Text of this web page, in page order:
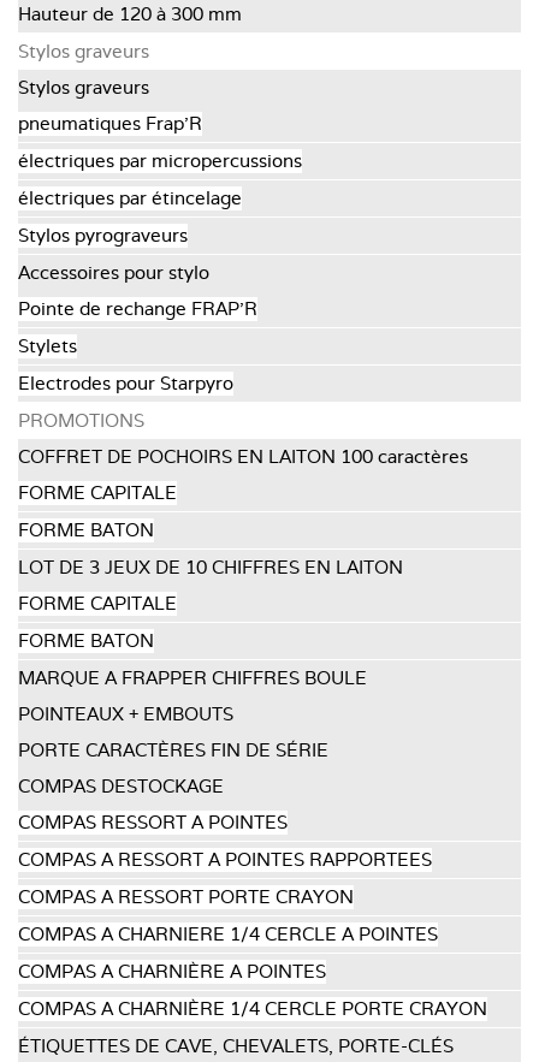
Hauteur de 120 à 300 mm
Stylos graveurs
Stylos graveurs
pneumatiques Frap'R
électriques par micropercussions
électriques par étincelage
Stylos pyrograveurs
Accessoires pour stylo
Pointe de rechange FRAP’R
Stylets
Electrodes pour Starpyro
PROMOTIONS
COFFRET DE POCHOIRS EN LAITON 100 caractères
FORME CAPITALE
FORME BATON
LOT DE 3 JEUX DE 10 CHIFFRES EN LAITON
FORME CAPITALE
FORME BATON
MARQUE A FRAPPER CHIFFRES BOULE
POINTEAUX + EMBOUTS
PORTE CARACTÈRES FIN DE SÉRIE
COMPAS DESTOCKAGE
COMPAS RESSORT A POINTES
COMPAS A RESSORT A POINTES RAPPORTEES
COMPAS A RESSORT PORTE CRAYON
COMPAS A CHARNIERE 1/4 CERCLE A POINTES
COMPAS A CHARNIÈRE A POINTES
COMPAS A CHARNIÈRE 1/4 CERCLE PORTE CRAYON
ÉTIQUETTES DE CAVE, CHEVALETS, PORTE-CLÉS